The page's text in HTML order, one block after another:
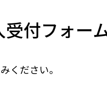
受付フォー
ください。